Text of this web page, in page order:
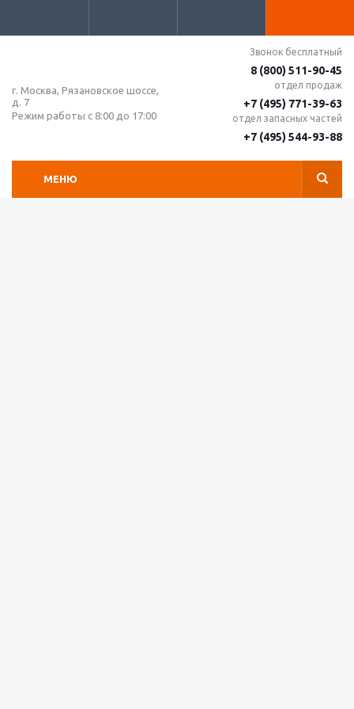
г. Москва, Рязановское шоссе,
д. 7
Режим работы с 8:00 до 17:00
Звонок бесплатный
8 (800) 511-90-45
отдел продаж
+7 (495) 771-39-63
отдел запасных частей
+7 (495) 544-93-88
МЕНЮ